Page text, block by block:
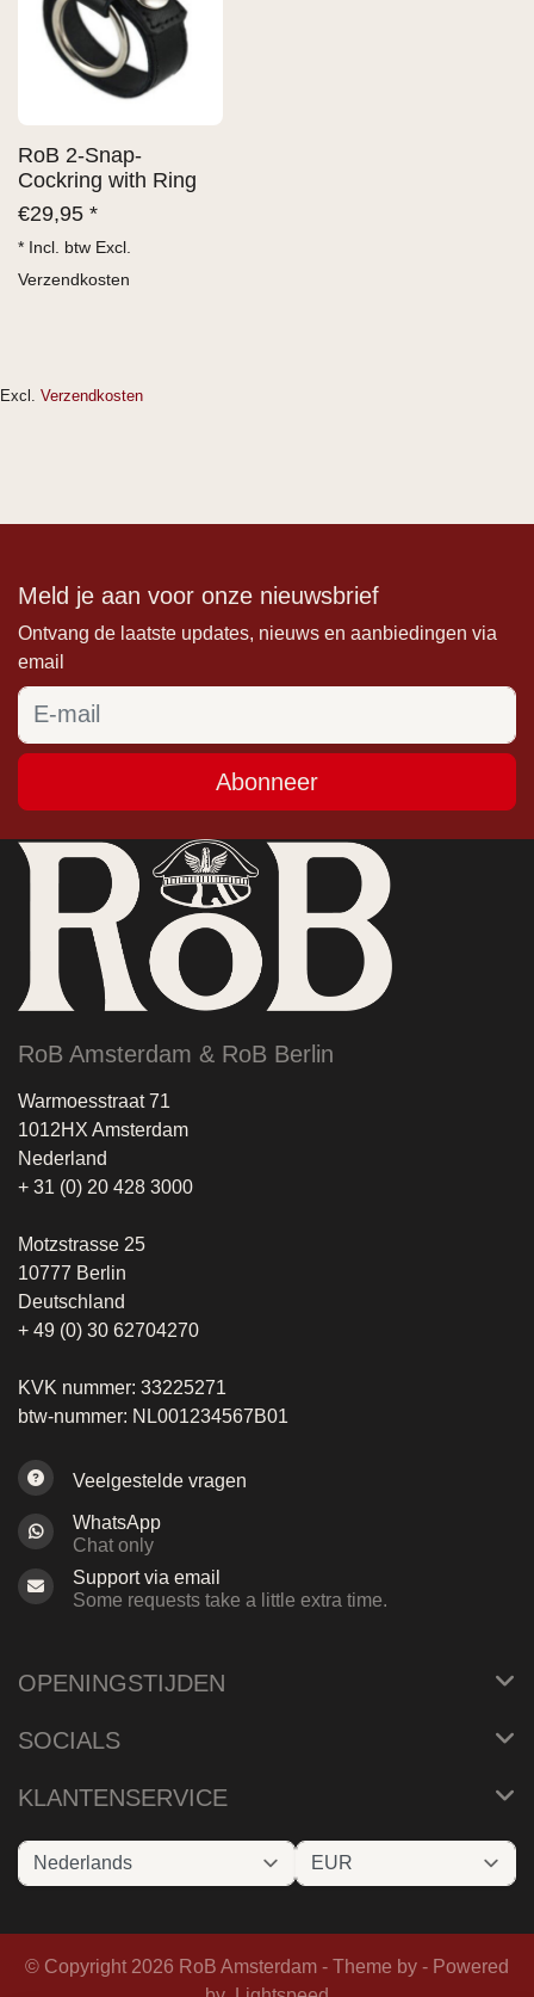
RoB 2-Snap-
Cockring with Ring
€29,95 *
* Incl. btw Excl.
Verzendkosten
Excl. Verzendkosten
Meld je aan voor onze nieuwsbrief
Ontvang de laatste updates, nieuws en aanbiedingen via
email
Abonneer
RoB Amsterdam & RoB Berlin
Warmoesstraat 71
1012HX Amsterdam
Nederland
+ 31 (0) 20 428 3000
Motzstrasse 25
10777 Berlin
Deutschland
+ 49 (0) 30 62704270
KVK nummer: 33225271
btw-nummer: NL001234567B01
Veelgestelde vragen
WhatsApp
Chat only
Support via email
Some requests take a little extra time.
OPENINGSTIJDEN
SOCIALS
KLANTENSERVICE
© Copyright 2026 RoB Amsterdam - Theme by - Powered